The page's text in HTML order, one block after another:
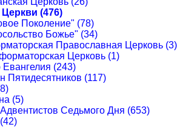
(476)
Поколение" (78)
Божье" (34)
Православная Церковь (3)
Церковь (1)
(243)
Пятидесятников (117)
(5)
Седьмого Дня (653)